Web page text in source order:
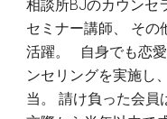
相談所BJのカウンセ
セミナー講師、 その
活躍。 自身でも恋
ンセリングを実施し
当。 請け負った会員